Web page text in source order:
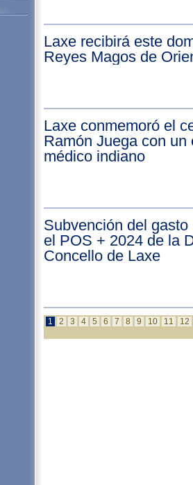
Laxe recibirá este
Reyes Magos de
Laxe conmemoró el
Ramón Juega con
médico indiano
Subvención del
el POS + 2024 de la
Concello de Laxe
1 2 3 4 5 6 7 8 9 10 11 12